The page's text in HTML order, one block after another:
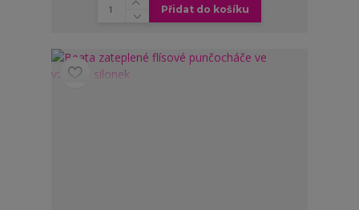
Přidat do košíku